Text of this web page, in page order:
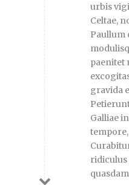
urbis
Celtae,
Paullum
paenitet
gravida
Galliae
ridiculus